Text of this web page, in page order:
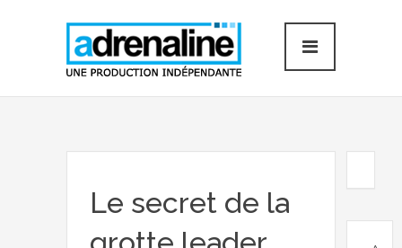
Le secret de la